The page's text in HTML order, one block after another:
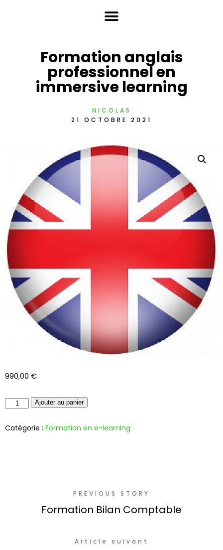
Formation anglais
professionnel en
immersive learning
NICOLAS
21 OCTOBRE 2021
990,00 €
Ajouter au panier
Catégorie : Formation en e-learning
PREVIOUS STORY
Formation Bilan Comptable
Article suivant